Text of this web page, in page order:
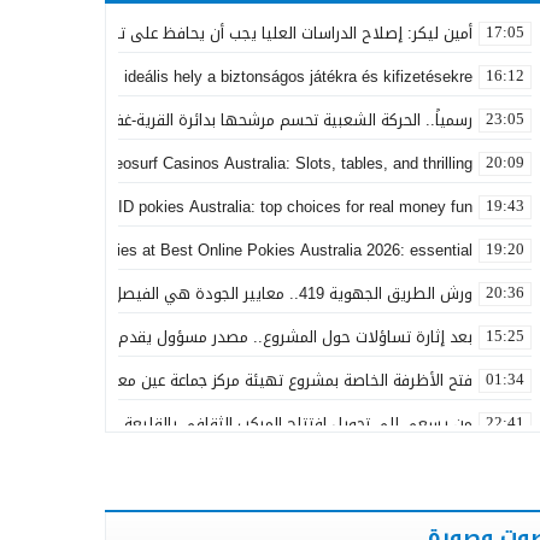
17:05 أمين ليكر: إصلاح الدراسات العليا يجب أن يحافظ على تكافؤ الفرص ولا
16:12
Casino: az ideális hely a biztonságos játékra és kifizetésekre
23:05 رسمياً.. الحركة الشعبية تحسم مرشحها بدائرة القرية-غفساي وتزكي
20:09
games at Neosurf Casinos Australia: Slots, tables, and thrilling
19:43
world of PayID pokies Australia: top choices for real money fun
19:20
real money pokies at Best Online Pokies Australia 2026: essential
20:36 ورش الطريق الجهوية 419.. معايير الجودة هي الفيصل في تقييم مشاريع البنية التحتية
15:25 بعد إثارة تساؤلات حول المشروع.. مصدر مسؤول يقدم توضيحات بشأن
01:34 فتح الأظرفة الخاصة بمشروع تهيئة مركز جماعة عين معطوف بكلفة تناهز 22.86 مليون
22:41 من يسعى إلى تحويل افتتاح المركب الثقافي بالقليعة من مكسب
23:45 بعد سنوات من الفرار.. توقيف “التاوناتي” في ملف “إسكوبار الصحراء”